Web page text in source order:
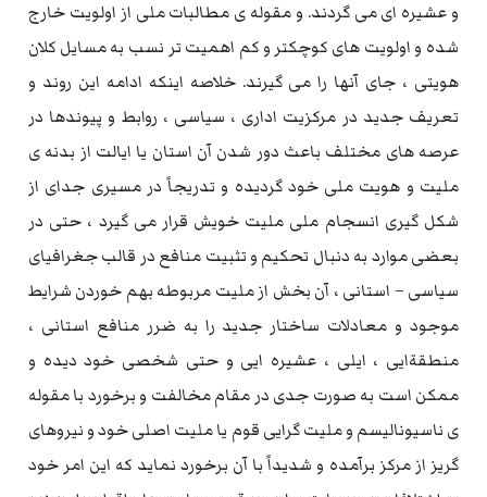
و عشیره ای می گردند. و مقوله ی مطالبات ملی از اولویت خارج
شده و اولویت های کوچکتر و کم اهمیت تر نسب به مسایل کلان
هویتی ، جای آنها را می گیرند. خلاصه اینکه ادامه این روند و
تعریف جدید در مرکزیت اداری ، سیاسی ، روابط و پیوندها در
عرصه های مختلف باعث دور شدن آن استان یا ایالت از بدنه ی
ملیت و هویت ملی خود گردیده و تدریجاً در مسیری جدای از
شکل گیری انسجام ملی ملیت خویش قرار می گیرد ، حتی در
بعضی موارد به دنبال تحکیم و تثبیت منافع در قالب جغرافیای
سیاسی – استانی ، آن بخش از ملیت مربوطه بهم خوردن شرایط
موجود و معادلات ساختار جدید را به ضرر منافع استانی ،
منطقةایی ، ایلی ، عشیره ایی و حتی شخصی خود دیده و
ممکن است به صورت جدی در مقام مخالفت و برخورد با مقوله
ی ناسیونالیسم و ملیت گرایی قوم یا ملیت اصلی خود و نیروهای
گریز از مرکز برآمده و شدیداً با آن برخورد نماید که این امر خود